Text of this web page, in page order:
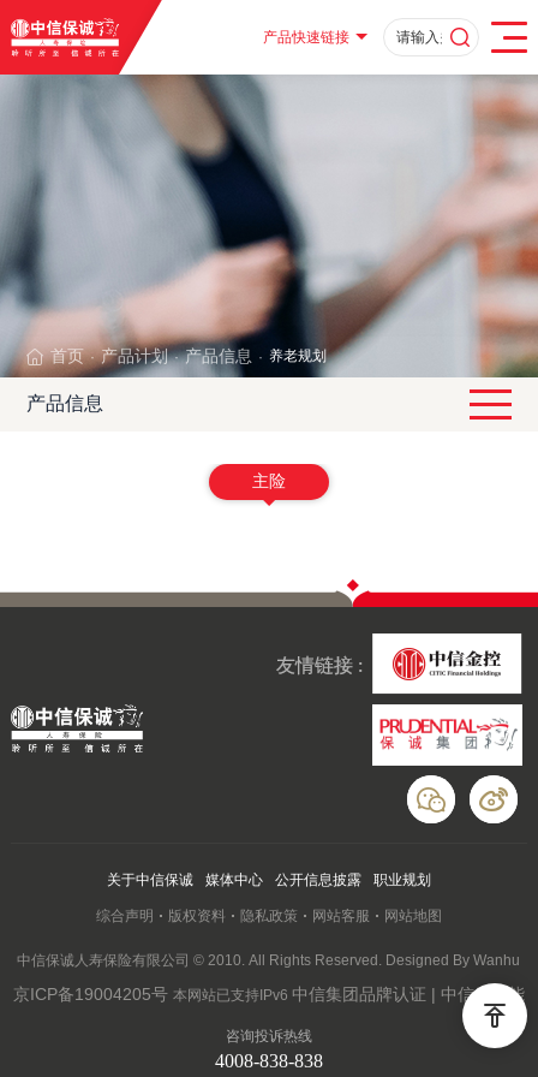
产品快速链接
首页 · 产品计划 · 产品信息 · 养老规划
产品信息
主险
友情链接 :
关于中信保诚 媒体中心 公开信息披露 职业规划
综合声明 版权资料 隐私政策 网站客服 网站地图
中信保诚人寿保险有限公司 © 2010. All Rights Reserved. Designed By Wanhu
京ICP备19004205号 本网站已支持IPv6 中信集团品牌认证 | 中信云赋能
咨询投诉热线
4008-838-838